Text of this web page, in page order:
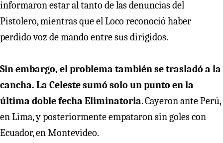
informaron estar al tanto de las denuncias del
Pistolero, mientras que el Loco reconoció haber
perdido voz de mando entre sus dirigidos.
Sin embargo, el problema también se trasladó a la
cancha. La Celeste sumó solo un punto en la
última doble fecha Eliminatoria. Cayeron ante Perú,
en Lima, y posteriormente empataron sin goles con
Ecuador, en Montevideo.